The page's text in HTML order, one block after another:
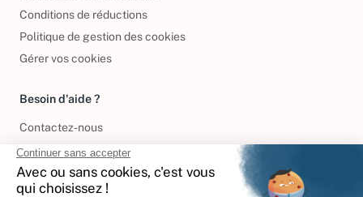
Conditions de réductions
Politique de gestion des cookies
Gérer vos cookies
Besoin d'aide ?
Contactez-nous